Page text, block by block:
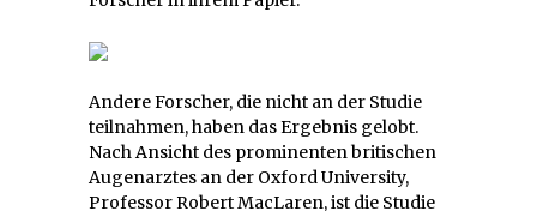
Andere Forscher, die nicht an der Studie
teilnahmen, haben das Ergebnis gelobt.
Nach Ansicht des prominenten britischen
Augenarztes an der Oxford University,
Professor Robert MacLaren, ist die Studie